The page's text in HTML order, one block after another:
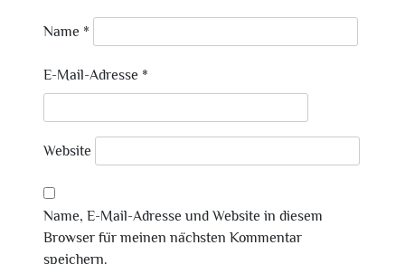
Name *
E-Mail-Adresse *
Website
Name, E-Mail-Adresse und Website in diesem
Browser für meinen nächsten Kommentar
speichern.